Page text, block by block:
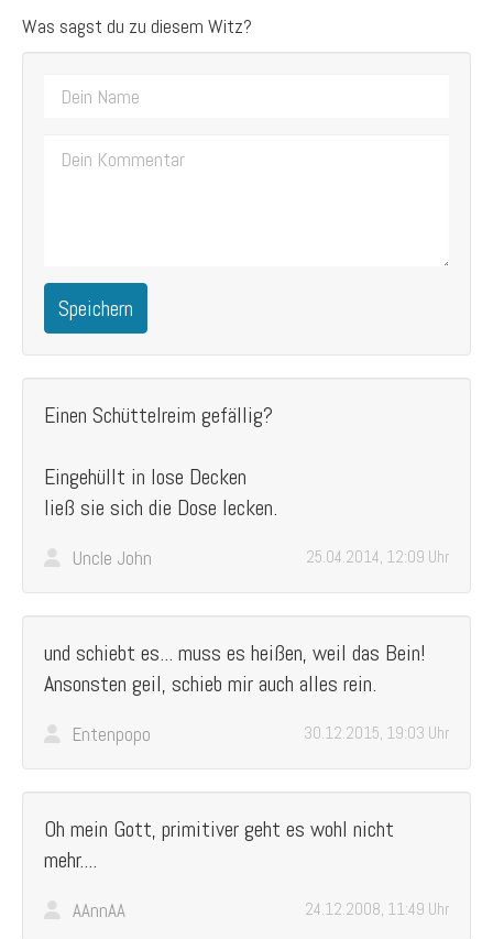
Was sagst du zu diesem Witz?
Speichern
Einen Schüttelreim gefällig?
Eingehüllt in lose Decken
ließ sie sich die Dose lecken.
Uncle John 25.04.2014, 12:09 Uhr
und schiebt es... muss es heißen, weil das Bein!
Ansonsten geil, schieb mir auch alles rein.
Entenpopo 30.12.2015, 19:03 Uhr
Oh mein Gott, primitiver geht es wohl nicht
mehr....
AAnnAA 24.12.2008, 11:49 Uhr